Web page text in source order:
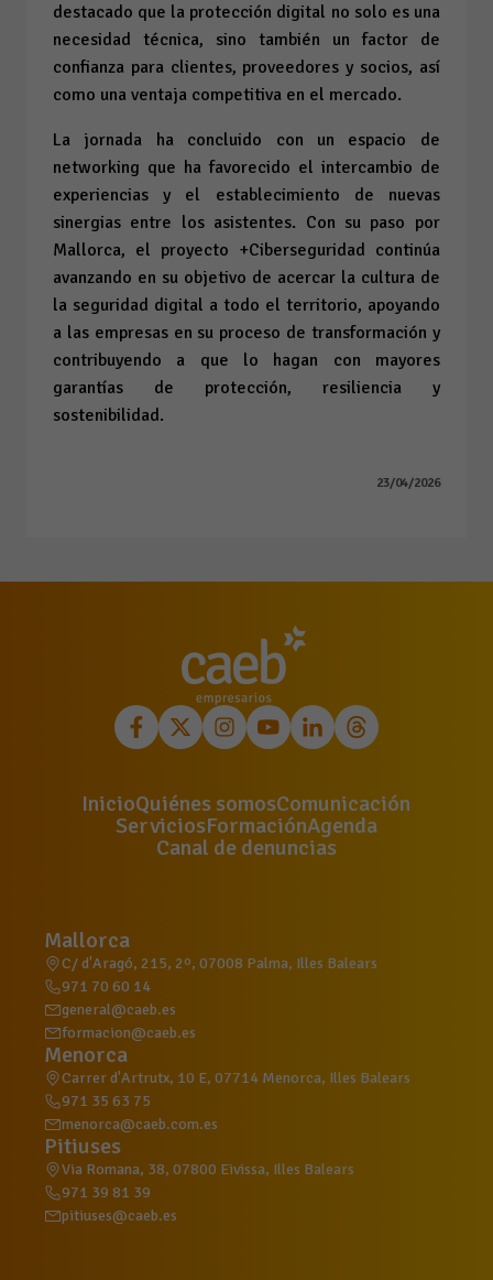
destacado que la protección digital no solo es una
necesidad técnica, sino también un factor de
confianza para clientes, proveedores y socios, así
como una ventaja competitiva en el mercado.
La jornada ha concluido con un espacio de
networking que ha favorecido el intercambio de
experiencias y el establecimiento de nuevas
sinergias entre los asistentes. Con su paso por
Mallorca, el proyecto +Ciberseguridad continúa
avanzando en su objetivo de acercar la cultura de
la seguridad digital a todo el territorio, apoyando
a las empresas en su proceso de transformación y
contribuyendo a que lo hagan con mayores
garantías de protección, resiliencia y
sostenibilidad.
23/04/2026
InicioQuiénes somosComunicación
ServiciosFormaciónAgenda
Canal de denuncias
Mallorca
C/ d'Aragó, 215, 2º, 07008 Palma, Illes Balears
971 70 60 14
general@caeb.es
formacion@caeb.es
Menorca
Carrer d'Artrutx, 10 E, 07714 Menorca, Illes Balears
971 35 63 75
menorca@caeb.com.es
Pitiuses
Via Romana, 38, 07800 Eivissa, Illes Balears
971 39 81 39
pitiuses@caeb.es